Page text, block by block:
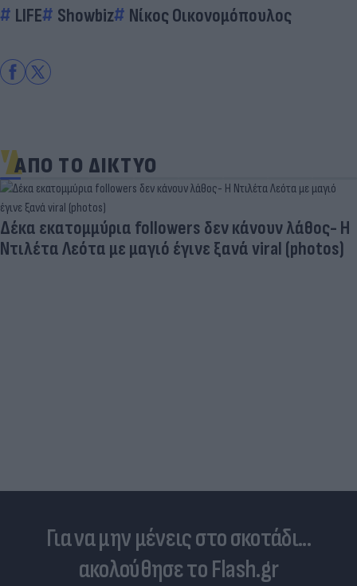
LIFE Showbiz Νίκος Οικονομόπουλος
ΑΠΟ ΤΟ ΔΙΚΤΥΟ
Δέκα εκατομμύρια followers δεν κάνουν λάθος- Η
Ντιλέτα Λεότα με μαγιό έγινε ξανά viral (photos)
Για να μην μένεις στο σκοτάδι...
ακολούθησε το Flash.gr